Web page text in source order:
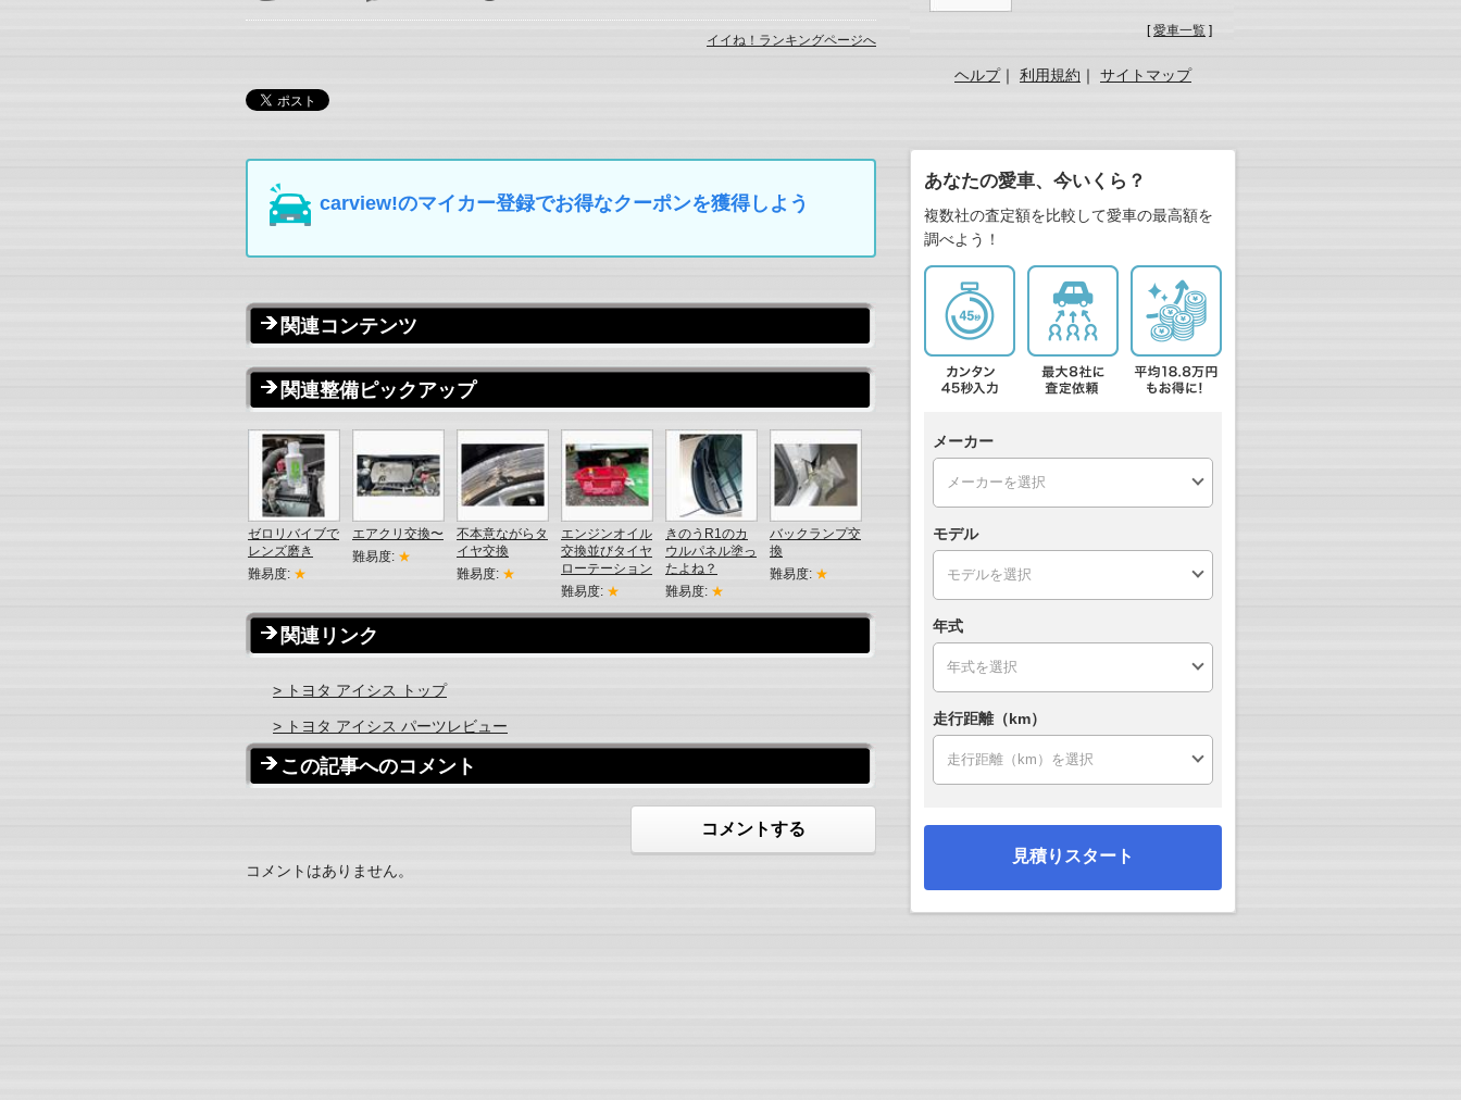
イイね！ランキングページへ
carview!のマイカー登録でお得なクーポンを獲得しよう
関連コンテンツ
関連整備ピックアップ
ゼロリバイブで
レンズ磨き
難易度: ★
エアクリ交換〜
難易度: ★
不本意ながらタ
イヤ交換
難易度: ★
エンジンオイル
交換並びタイヤ
ローテーション
難易度: ★
きのうR1のカ
ウルパネル塗っ
たよね？
難易度: ★
バックランプ交
換
難易度: ★
関連リンク
> トヨタ アイシス トップ
> トヨタ アイシス パーツレビュー
この記事へのコメント
コメントする
コメントはありません。
[愛車一覧 ]
ヘルプ｜ 利用規約 ｜ サイトマップ
あなたの愛車、今いくら？
複数社の査定額を比較して愛車の最高額を
調べよう！
メーカー
モデル
年式
走行距離（km）
見積りスタート